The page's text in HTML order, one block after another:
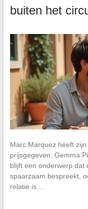
buiten het
Marc Marquez heeft
prijsgegeven. Gemma
blijft een onderwerp dat
spaarzaam bespreekt,
relatie is…